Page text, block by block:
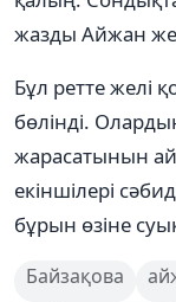
жазды Айжан
Бұл ретте желі
бөлінді.
жарасатынын
екіншілері
бұрын өзіне
Байзақова